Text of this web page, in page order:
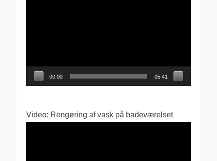
00:00 05:41
Video: Rengøring af vask på badeværelset